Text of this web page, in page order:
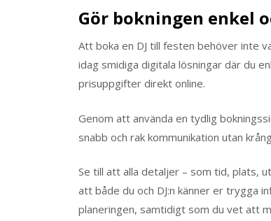
Gör bokningen enkel
Att boka en DJ till festen behöver inte
idag smidiga digitala lösningar där du
prisuppgifter direkt online.
Genom att använda en tydlig
snabb och rak kommunikation utan
Se till att alla detaljer – som tid, plats,
att både du och DJ:n känner er trygga
planeringen, samtidigt som du vet att